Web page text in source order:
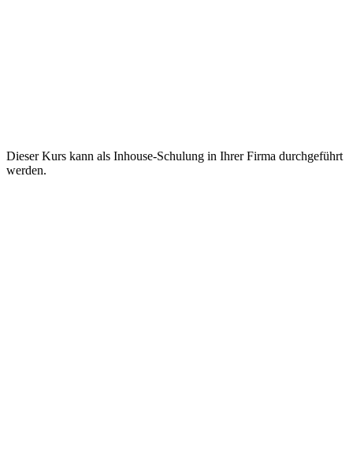
Dieser Kurs kann als Inhouse-Schulung in Ihrer Firma durchgeführt
werden.